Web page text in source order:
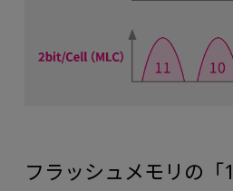
フラッシュメモリの「